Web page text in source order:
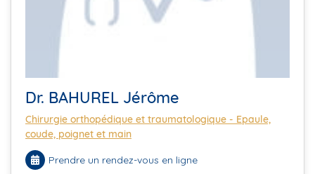
Dr. BAHUREL Jérôme
Chirurgie orthopédique et traumatologique - Epaule,
coude, poignet et main
Prendre un rendez-vous en ligne